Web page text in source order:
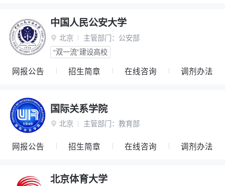
中国人民公安大学
 北京 主管部门： 公安部
“双一流”建设高校
网报公告 招生简章 在线咨询 调剂办法
国际关系学院
 北京 主管部门： 教育部
网报公告 招生简章 在线咨询 调剂办法
北京体育大学